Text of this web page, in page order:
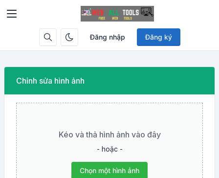
Đăng nhập Đăng ký
Chỉnh sửa hình ảnh
Kéo và thả hình ảnh vào đây
- hoặc -
Chọn một hình ảnh